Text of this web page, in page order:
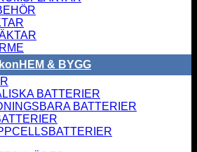
HEM & BYGG
BATTERIER
BATTERIER